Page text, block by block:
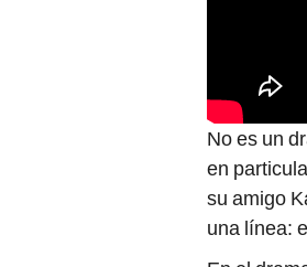
No es un
en
su amigo
una línea: